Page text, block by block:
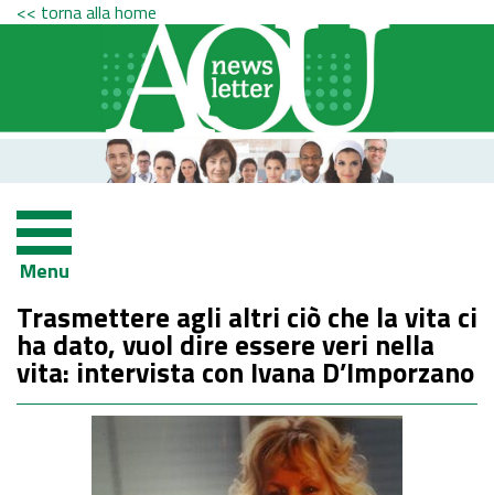
<< torna alla home
Menu
Trasmettere agli altri ciò che la vita ci
ha dato, vuol dire essere veri nella
vita: intervista con Ivana D’Imporzano